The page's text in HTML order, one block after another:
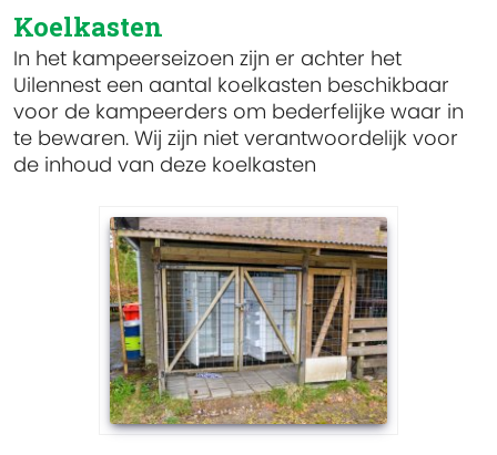
Koelkasten
In het kampeerseizoen zijn er achter het
Uilennest een aantal koelkasten beschikbaar
voor de kampeerders om bederfelijke waar in
te bewaren. Wij zijn niet verantwoordelijk voor
de inhoud van deze koelkasten